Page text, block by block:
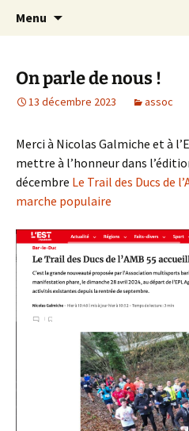
AMB55
Le site web de
Barisienne :
Menu
On parle de nous !
13 décembre 2023 assoc
Merci à Nicolas Galmiche et à
mettre à l’honneur dans
décembre Le Trail des Ducs de
marche populaire